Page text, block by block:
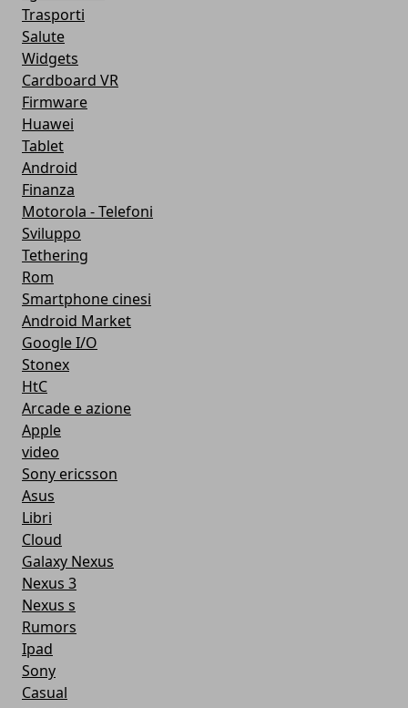
Trasporti
Salute
Widgets
Cardboard VR
Firmware
Huawei
Tablet
Android
Finanza
Motorola - Telefoni
Sviluppo
Tethering
Rom
Smartphone cinesi
Android Market
Google I/O
Stonex
HtC
Arcade e azione
Apple
video
Sony ericsson
Asus
Libri
Cloud
Galaxy Nexus
Nexus 3
Nexus s
Rumors
Ipad
Sony
Casual